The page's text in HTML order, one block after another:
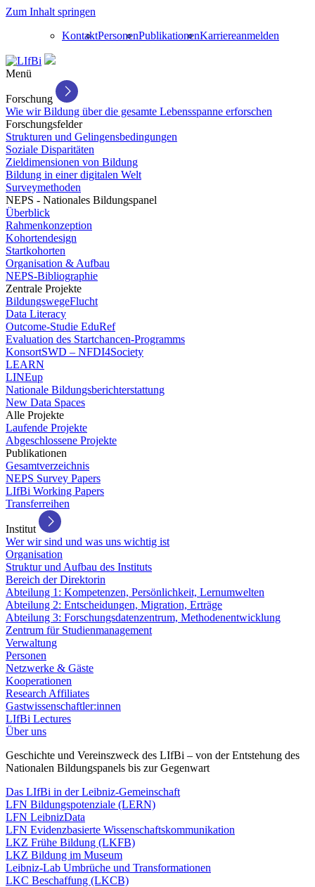
Zum Inhalt springen
KontaktPersonenPublikationenKarriereanmelden
Menü
Forschung
Wie wir Bildung über die gesamte Lebensspanne erforschen
Forschungsfelder
Strukturen und Gelingensbedingungen
Soziale Disparitäten
Zieldimensionen von Bildung
Bildung in einer digitalen Welt
Surveymethoden
NEPS - Nationales Bildungspanel
Überblick
Rahmenkonzeption
Kohortendesign
Startkohorten
Organisation & Aufbau
NEPS-Bibliographie
Zentrale Projekte
BildungswegeFlucht
Data Literacy
Outcome-Studie EduRef
Evaluation des Startchancen-Programms
KonsortSWD – NFDI4Society
LEARN
LINEup
Nationale Bildungsberichterstattung
New Data Spaces
Alle Projekte
Laufende Projekte
Abgeschlossene Projekte
Publikationen
Gesamtverzeichnis
NEPS Survey Papers
LIfBi Working Papers
Transferreihen
Institut
Wer wir sind und was uns wichtig ist
Organisation
Struktur und Aufbau des Instituts
Bereich der Direktorin
Abteilung 1: Kompetenzen, Persönlichkeit, Lernumwelten
Abteilung 2: Entscheidungen, Migration, Erträge
Abteilung 3: Forschungsdatenzentrum, Methodenentwicklung
Zentrum für Studienmanagement
Verwaltung
Personen
Netzwerke & Gäste
Kooperationen
Research Affiliates
Gastwissenschaftler:innen
LIfBi Lectures
Über uns
Geschichte und Vereinszweck des LIfBi – von der Entstehung des
Nationalen Bildungspanels bis zur Gegenwart
Das LIfBi in der Leibniz-Gemeinschaft
LFN Bildungspotenziale (LERN)
LFN LeibnizData
LFN Evidenzbasierte Wissenschaftskommunikation
LKZ Frühe Bildung (LKFB)
LKZ Bildung im Museum
Leibniz-Lab Umbrüche und Transformationen
LKC Beschaffung (LKCB)